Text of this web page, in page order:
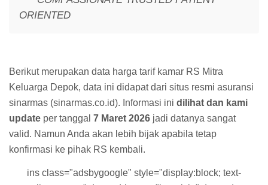
ORIENTED
Berikut merupakan data harga tarif kamar RS Mitra
Keluarga Depok, data ini didapat dari situs resmi asuransi
sinarmas (sinarmas.co.id). Informasi ini dilihat dan kami
update per tanggal 7 Maret 2026 jadi datanya sangat
valid. Namun Anda akan lebih bijak apabila tetap
konfirmasi ke pihak RS kembali.
ins class="adsbygoogle" style="display:block; text-